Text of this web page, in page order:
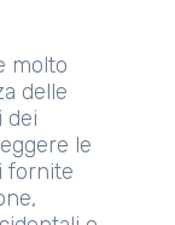
molto
delle
dei
le
fornite